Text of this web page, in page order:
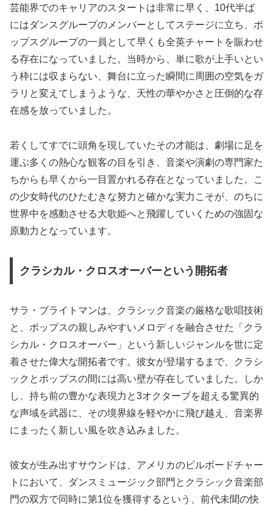
芸能界でのキャリアのスタートは非常に早く、10代半ば
にはダンスグループのメンバーとしてステージに立ち、ポ
ップスグループの一員として早くも全英チャートを賑わせ
る存在になっていました。当時から、単に歌が上手いとい
う枠には収まらない、舞台に立った瞬間に周囲の空気をガ
ラリと変えてしまうような、天性の華やかさと圧倒的な存
在感を放っていました。
若くしてすでに頭角を現していたその才能は、劇場に足を
運ぶ多くの熱心な観客の目を引き、音楽や演劇の専門家た
ちからも早くから一目置かれる存在となっていました。こ
の少女時代のひたむきな努力と確かな実力こそが、のちに
世界中を感動させる大歌姫へと飛躍していくための強固な
原動力となっています。
クラシカル・クロスオーバーという開拓者
サラ・ブライトマンは、クラシック音楽の厳格な歌唱技術
と、ポップスの親しみやすいメロディを融合させた「クラ
シカル・クロスオーバー」という新しいジャンルを世に定
着させた偉大な開拓者です。彼女が登場するまで、クラシ
ックとポップスの間には高い壁が存在していました。しか
し、持ち前の豊かな表現力と3オクターブを超える驚異的
な声域を武器に、その境界線を軽やかに飛び越え、音楽界
にまったく新しい風を吹き込みました。
彼女が生み出すサウンドは、アメリカのビルボードチャー
トにおいて、ダンスミュージック部門とクラシック音楽部
門の双方で同時に第1位を獲得するという、前代未聞の快